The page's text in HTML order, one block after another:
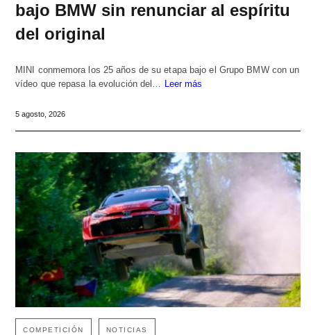
bajo BMW sin renunciar al espíritu
del original
MINI conmemora los 25 años de su etapa bajo el Grupo BMW con un
vídeo que repasa la evolución del… Leer más
5 agosto, 2026
COMPETICIÓN NOTICIAS